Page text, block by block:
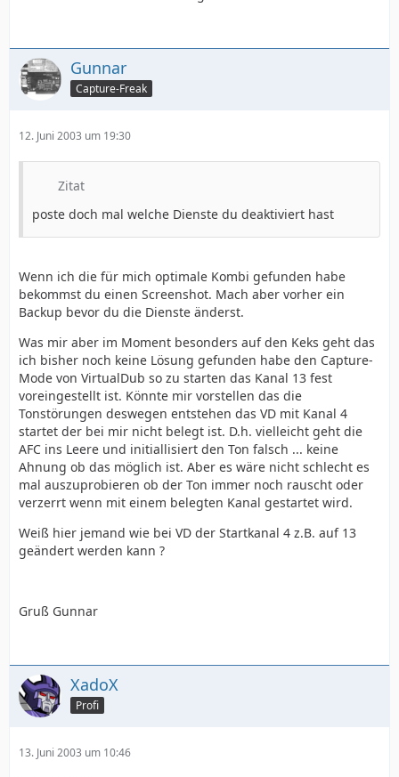
Gunnar
Capture-Freak
12. Juni 2003 um 19:30
Zitat
poste doch mal welche Dienste du deaktiviert hast
Wenn ich die für mich optimale Kombi gefunden habe
bekommst du einen Screenshot. Mach aber vorher ein
Backup bevor du die Dienste änderst.
Was mir aber im Moment besonders auf den Keks geht das
ich bisher noch keine Lösung gefunden habe den Capture-
Mode von VirtualDub so zu starten das Kanal 13 fest
voreingestellt ist. Könnte mir vorstellen das die
Tonstörungen deswegen entstehen das VD mit Kanal 4
startet der bei mir nicht belegt ist. D.h. vielleicht geht die
AFC ins Leere und initiallisiert den Ton falsch ... keine
Ahnung ob das möglich ist. Aber es wäre nicht schlecht es
mal auszuprobieren ob der Ton immer noch rauscht oder
verzerrt wenn mit einem belegten Kanal gestartet wird.
Weiß hier jemand wie bei VD der Startkanal 4 z.B. auf 13
geändert werden kann ?
Gruß Gunnar
XadoX
Profi
13. Juni 2003 um 10:46